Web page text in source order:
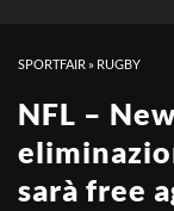
SPORTFAIR » RUGBY
NFL –
sarà free